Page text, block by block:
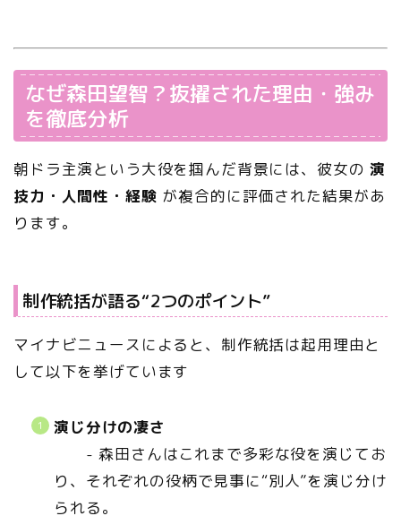
なぜ森田望智？抜擢された理由・強み
を徹底分析
朝ドラ主演という大役を掴んだ背景には、彼女の演
技力・人間性・経験 が複合的に評価された結果があ
ります。
制作統括が語る“2つのポイント”
マイナビニュースによると、制作統括は起用理由と
して以下を挙げています
演じ分けの凄さ
- 森田さんはこれまで多彩な役を演じてお
り、それぞれの役柄で見事に“別人”を演じ分け
られる。